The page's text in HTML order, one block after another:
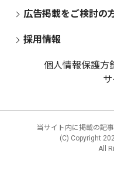
広告掲載をご検討の
採用情報
個人情報保護方
当サイト内に掲載の記
(C) Copyright
All